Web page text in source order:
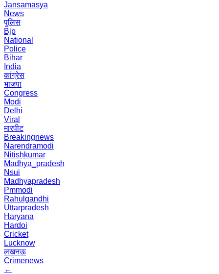
Jansamasya
News
पुलिस
Bjp
National
Police
Bihar
India
कांग्रेस
भाजपा
Congress
Modi
Delhi
Viral
मारपीट
Breakingnews
Narendramodi
Nitishkumar
Madhya_pradesh
Nsui
Madhyapradesh
Pmmodi
Rahulgandhi
Uttarpradesh
Haryana
Hardoi
Cricket
Lucknow
लखनऊ
Crimenews
←